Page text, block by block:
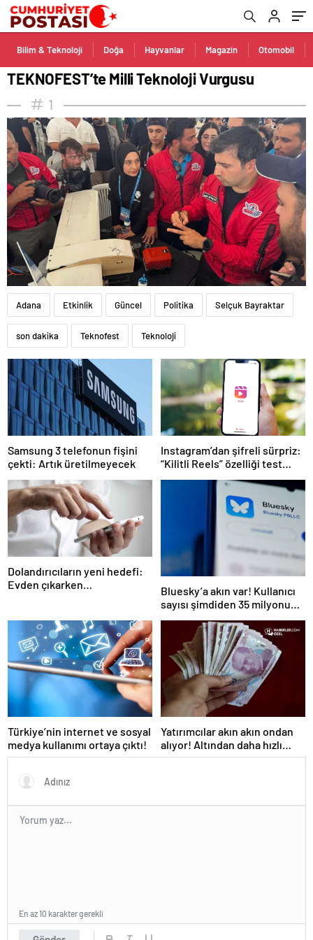
Bilim & Teknoloji Doğa Hayvanlar Magazin Otomobil
TEKNOFEST’te Milli Teknoloji Vurgusu
1
Adana Etkinlik Güncel Politika Selçuk Bayraktar
son dakika Teknofest Teknoloji
Samsung 3 telefonun fişini
çekti: Artık üretilmeyecek
Instagram’dan şifreli sürpriz:
“Kilitli Reels” özelliği test
Dolandırıcıların yeni hedefi:
Evden çıkarken
Bluesky’a akın var! Kullanıcı
sayısı şimdiden 35 milyonu
Türkiye’nin internet ve sosyal
medya kullanımı ortaya çıktı!
Yatırımcılar akın akın ondan
alıyor! Altından daha hızlı
yükselebilir
En az 10 karakter gerekli